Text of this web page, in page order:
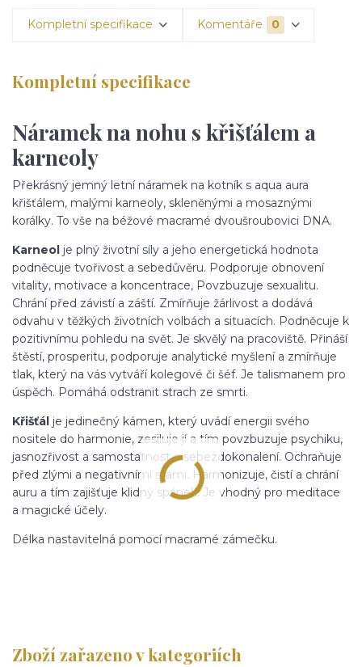
Kompletní specifikace Komentáře 0
Kompletní specifikace
Náramek na nohu s křišťálem a
karneoly
Překrásný jemný letní náramek na kotník s aqua aura
křišťálem, malými karneoly, skleněnými a mosaznými
korálky. To vše na béžové macramé dvoušroubovici DNA.
Karneol je plný životní síly a jeho energetická hodnota
podněcuje tvořivost a sebedůvěru. Podporuje obnovení
vitality, motivace a koncentrace, Povzbuzuje sexualitu.
Chrání před závistí a záští. Zmírňuje žárlivost a dodává
odvahu v těžkých životních volbách a situacích. Podněcuje k
pozitivnímu pohledu na svět. Je skvělý na pracoviště. Přináší
štěstí, prosperitu, podporuje analytické myšlení a zmírňuje
tlak, který na vás vytváří kolegové či šéf. Je talismanem pro
úspěch. Pomáhá odstranit strach ze smrti.
Křišťál je jedinečný kámen, který uvádí energii svého
nositele do harmonie, zesiluje jí a tím povzbuzuje psychiku,
jasnozřivost a samostatnost a sebezdokonalení. Ochraňuje
před zlými a negativními silami. Harmonizuje, čistí a chrání
auru a tím zajišťuje klidný spánek. Je vhodný pro meditace
a magické účely.
Délka nastavitelná pomocí macramé zámečku.
Zboží zařazeno v kategoriích